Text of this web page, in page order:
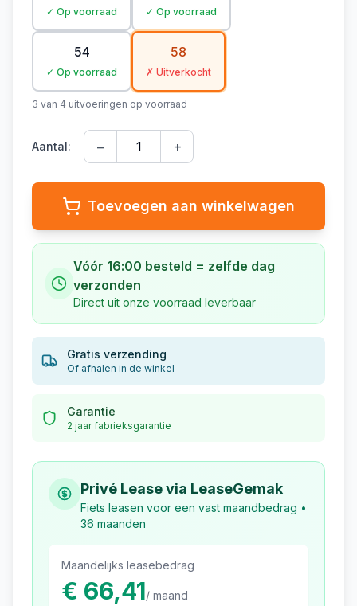
✓ Op voorraad ✓ Op voorraad
54
✓ Op voorraad
58
✗ Uitverkocht
3 van 4 uitvoeringen op voorraad
Aantal: − +
Toevoegen aan winkelwagen
Vóór 16:00 besteld = zelfde dag
verzonden
Direct uit onze voorraad leverbaar
Gratis verzending
Of afhalen in de winkel
Garantie
2 jaar fabrieksgarantie
Privé Lease via LeaseGemak
Fiets leasen voor een vast maandbedrag •
36 maanden
Maandelijks leasebedrag
€ 66,41/ maand